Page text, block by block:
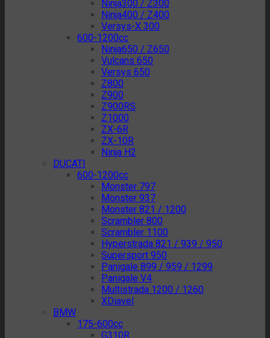
Ninja300 / Z300
Ninja400 / Z400
Versys-X 300
600-1200cc
Ninja650 / Z650
Vulcans 650
Versys 650
Z800
Z900
Z900RS
Z1000
ZX-6R
ZX-10R
Ninja H2
DUCATI
600-1200cc
Monster 797
Monster 937
Monster 821 / 1200
Scrambler 800
Scrambler 1100
Hyperstrada 821 / 939 / 950
Supersport 950
Panigale 899 / 959 / 1299
Panigale V4
Multistrada 1200 / 1260
XDiavel
BMW
175-600cc
G310R